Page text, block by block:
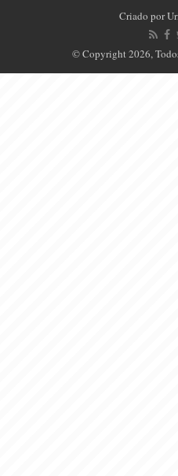
Criado por
© Copyright 2026,